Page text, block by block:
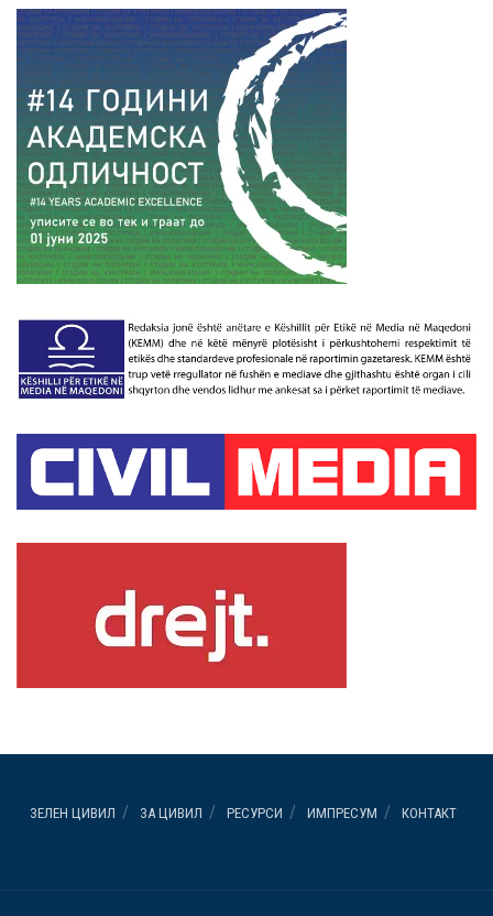
ЗЕЛЕН ЦИВИЛ ЗА ЦИВИЛ РЕСУРСИ ИМПРЕСУМ КОНТАКТ